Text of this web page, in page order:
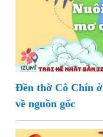
Đền thờ Cô Chín
về nguồn gốc